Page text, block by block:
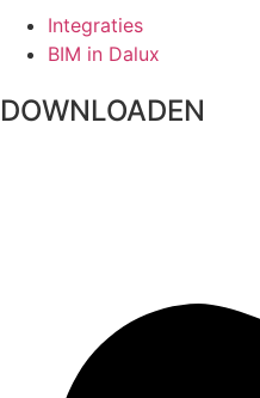
Integraties
BIM in Dalux
DOWNLOADEN